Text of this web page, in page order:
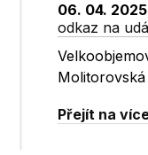
06. 04.
odkaz na
Přejít na